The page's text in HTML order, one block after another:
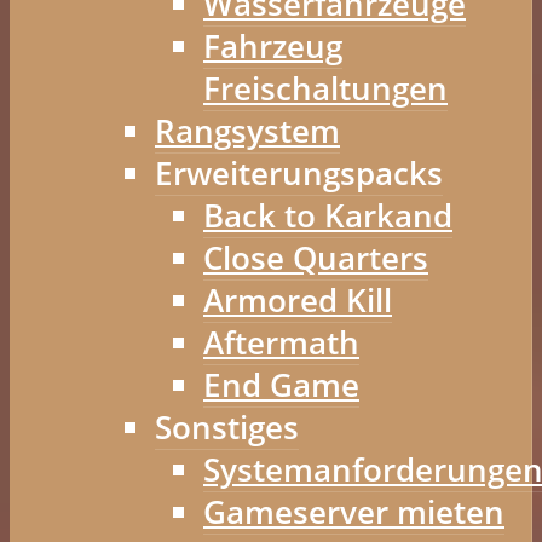
Fahrzeug
Freischaltungen
Rangsystem
Erweiterungspacks
Back to Karkand
Close Quarters
Armored Kill
Aftermath
End Game
Sonstiges
Systemanforderungen
Gameserver mieten